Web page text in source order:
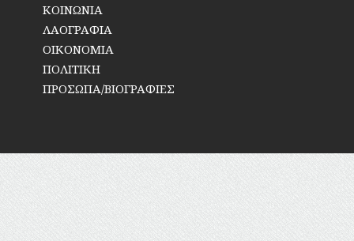
ΚΟΙΝΩΝΙΑ
ΛΑΟΓΡΑΦΙΑ
ΟΙΚΟΝΟΜΙΑ
ΠΟΛΙΤΙΚΗ
ΠΡΟΣΩΠΑ/ΒΙΟΓΡΑΦΙΕΣ